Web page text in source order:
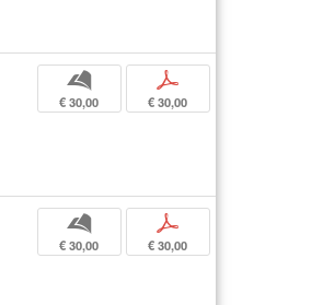
b
€ 30,00
p
€ 30,00
b
€ 30,00
p
€ 30,00